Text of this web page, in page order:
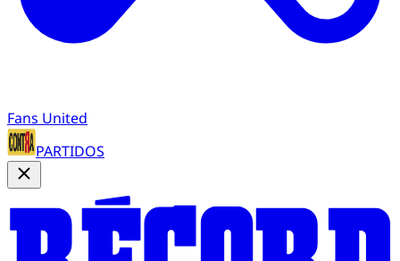
Fans United
PARTIDOS